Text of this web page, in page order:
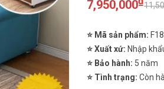
7,950,000
⭐ Mã sản phẩm:
⭐ Xuất xứ: Nhập
⭐ Bảo hành: 5 năm
⭐ Tình trạng: Còn